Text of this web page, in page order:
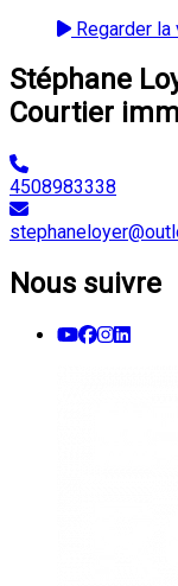
Regarder la
Stéphane
Courtier
4508983338
Nous suivre